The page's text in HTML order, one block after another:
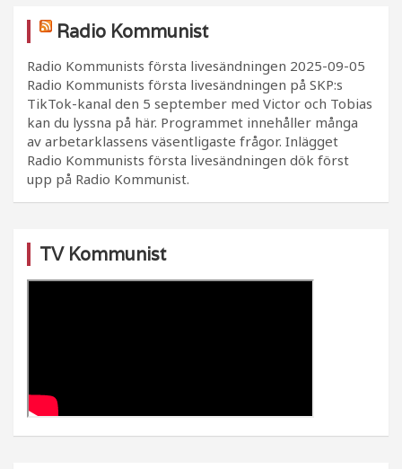
Radio Kommunist
Radio Kommunists första livesändningen 2025-09-05
Radio Kommunists första livesändningen på SKP:s
TikTok-kanal den 5 september med Victor och Tobias
kan du lyssna på här. Programmet innehåller många
av arbetarklassens väsentligaste frågor. Inlägget
Radio Kommunists första livesändningen dök först
upp på Radio Kommunist.
TV Kommunist